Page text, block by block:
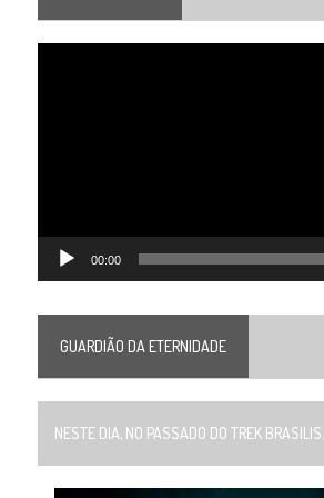
00:00
GUARDIÃO DA ETERNIDADE
NESTE DIA, NO PASSADO DO TREK BRASILIS...